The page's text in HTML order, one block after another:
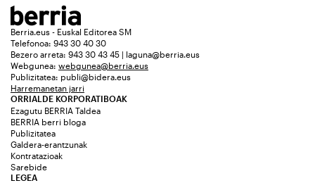
Berria.eus - Euskal Editorea SM
Telefonoa: 943 30 40 30
Bezero arreta: 943 30 43 45 | laguna@berria.eus
Webgunea: webgunea@berria.eus
Publizitatea: publi@bidera.eus
Harremanetan jarri
ORRIALDE KORPORATIBOAK
Ezagutu BERRIA Taldea
BERRIA berri bloga
Publizitatea
Galdera-erantzunak
Kontratazioak
Sarebide
LEGEA